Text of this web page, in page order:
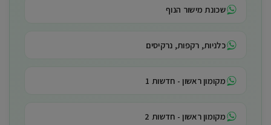
שכונת מישור הנוף
כלניות, רקפות, נרקיסים
מקומון ראשון - חדשות 1
מקומון ראשון - חדשות 2